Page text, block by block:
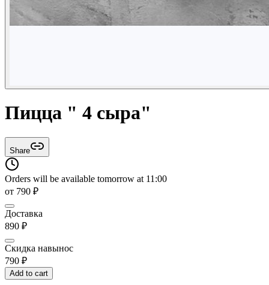
Пицца " 4 сыра"
Share
Orders will be available tomorrow at 11:00
от 790 ₽
Доставка
890 ₽
Скидка навынос
790 ₽
Add to cart